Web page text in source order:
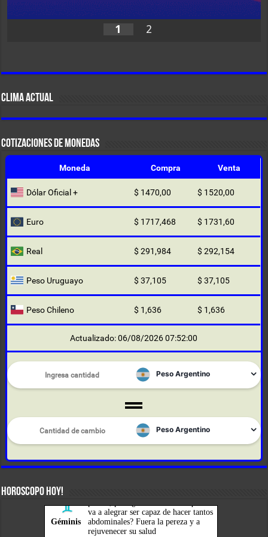
1 2
CLIMA ACTUAL
COTIZACIONES DE MONEDAS
Moneda Compra Venta
Dólar Oficial + $ 1470,00 $ 1520,00
Euro $ 1717,468 $ 1731,60
Real $ 291,984 $ 292,154
Peso Uruguayo $ 37,105 $ 37,105
Peso Chileno $ 1,636 $ 1,636
Actualizado: 06/08/2026 07:52:00
HOROSCOPO HOY!